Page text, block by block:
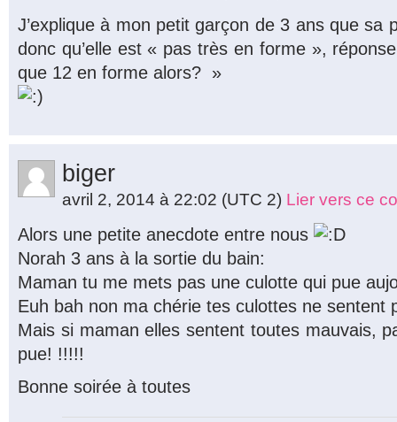
J’explique à mon petit garçon de 3 ans que sa
donc qu’elle est « pas très en forme »,
que 12 en forme alors? »
biger
avril 2, 2014 à 22:02 (UTC 2) Lier vers ce
Alors une petite anecdote entre nous
Norah 3 ans à la sortie du bain:
Maman tu me mets pas une culotte qui pue
Euh bah non ma chérie tes culottes ne sentent
Mais si maman elles sentent toutes mauvais,
pue! !!!!!
Bonne soirée à toutes